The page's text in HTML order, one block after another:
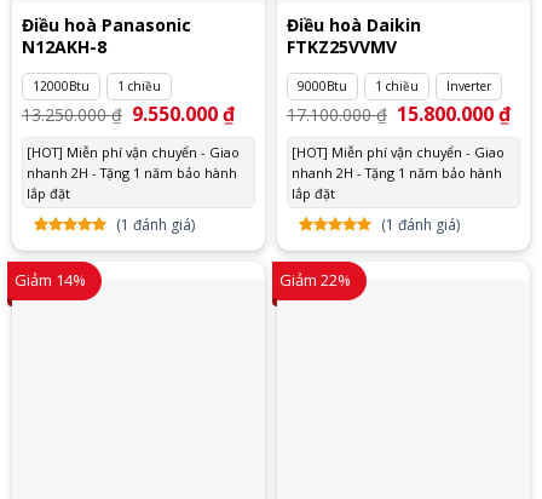
Điều hoà Panasonic
N12AKH-8
12000Btu 1 chiều
13.250.000₫ Giá
gốc
là:
13.250.000 ₫.
9.550.000₫Giá
tại
là:
9.550.000 ₫.
[HOT] Miễn phí vận chuyển - Giao
nhanh 2H - Tặng 1 năm bảo hành
lắp đặt
5.00trên
5 dựa
trên
1
đánh
(1 đánh giá)
Điều hoà Daikin
FTKZ25VVMV
9000Btu 1 chiều Inverter
17.100.000₫ Giá
gốc
là:
17.100.000 ₫.
15.800.000₫Giá
tại
[HOT] Miễn phí vận chuyển - Giao
nhanh 2H - Tặng 1 năm bảo hành
lắp đặt
5.00trên
5 dựa
trên
1
đánh
(1 đánh giá)
Giảm 14% Giảm 22%